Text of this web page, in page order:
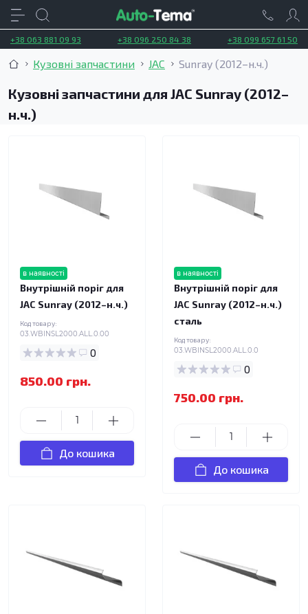
+38 063 881 09 93 +38 096 250 84 38 +38 099 657 61 50
Кузовні запчастини JAC Sunray (2012–н.ч.)
Кузовні запчастини для JAC Sunray (2012–
н.ч.)
в наявності
Внутрішній поріг для
JAC Sunray (2012–н.ч.)
Код товару:
03.WBINSL2000.ALL.0.00
0
850.00 грн.
До кошика
в наявності
Внутрішній поріг для
JAC Sunray (2012–н.ч.)
сталь
Код товару:
03.WBINSL2000.ALL.0.0
0
750.00 грн.
До кошика